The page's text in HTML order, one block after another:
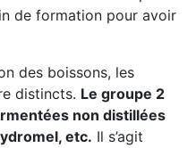
de formation pour avoir
des boissons, les
distincts. Le groupe 2
non distillées
etc. Il s’agit